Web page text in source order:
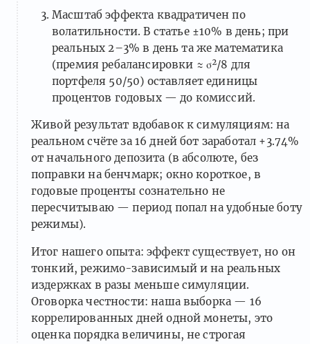
Масштаб эффекта квадратичен по
волатильности. В статье ±10% в день; при
реальных 2–3% в день та же математика
(премия ребалансировки ≈ σ²/8 для
портфеля 50/50) оставляет единицы
процентов годовых — до комиссий.
Живой результат вдобавок к симуляциям: на
реальном счёте за 16 дней бот заработал +3.74%
от начального депозита (в абсолюте, без
поправки на бенчмарк; окно короткое, в
годовые проценты сознательно не
пересчитываю — период попал на удобные боту
режимы).
Итог нашего опыта: эффект существует, но он
тонкий, режимо-зависимый и на реальных
издержках в разы меньше симуляции.
Оговорка честности: наша выборка — 16
коррелированных дней одной монеты, это
оценка порядка величины, не строгая